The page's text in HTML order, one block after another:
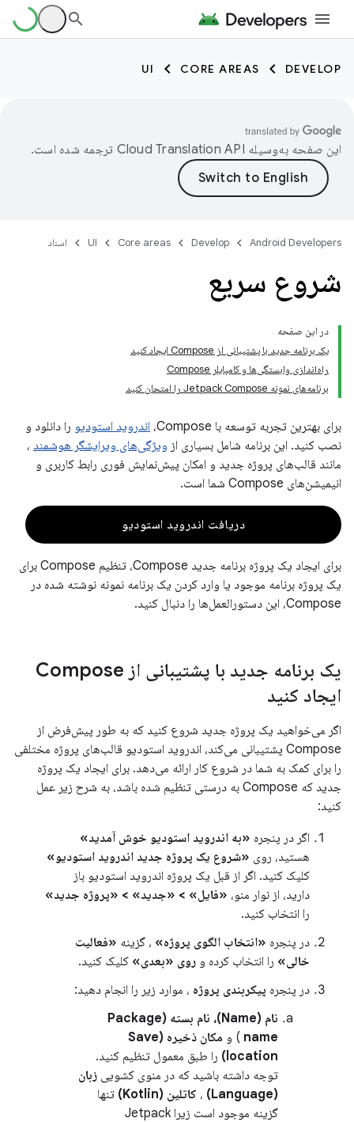
DEVELOP
CORE AREAS
UI
این صفحه به‌وسیله ترجمه شده است.
Android Developers
Develop
Core areas
UI اسناد
شروع سریع
در این صفحه
یک برنامه جدید با پشتیبانی از Compose ایجاد کنید
راه‌اندازی وابستگی‌ها و کامپایلر Compose
برنامه‌های نمونه Jetpack Compose را امتحان کنید
برای بهترین تجربه توسعه با Compose، اندروید استودیو را دانلود و
نصب کنید. این برنامه شامل بسیاری از ویژگی‌های ویرایشگر هوشمند ،
مانند قالب‌های پروژه جدید و امکان پیش‌نمایش فوری رابط کاربری و
انیمیشن‌های Compose شما است.
دریافت اندروید استودیو
برای ایجاد یک پروژه برنامه جدید Compose، تنظیم Compose برای
یک پروژه برنامه موجود یا وارد کردن یک برنامه نمونه نوشته شده در
Compose، این دستورالعمل‌ها را دنبال کنید.
یک برنامه جدید با پشتیبانی از Compose
ایجاد کنید
اگر می‌خواهید یک پروژه جدید شروع کنید که به طور پیش‌فرض از
Compose پشتیبانی می‌کند، اندروید استودیو قالب‌های پروژه مختلفی
را برای کمک به شما در شروع کار ارائه می‌دهد. برای ایجاد یک پروژه
جدید که Compose به درستی تنظیم شده باشد، به شرح زیر عمل
کنید:
اگر در پنجره «به اندروید استودیو خوش آمدید»
هستید، روی «شروع یک پروژه جدید اندروید استودیو»
کلیک کنید. اگر از قبل یک پروژه اندروید استودیو باز
دارید، از نوار منو، «فایل» > «جدید» > «پروژه جدید»
را انتخاب کنید.
در پنجره «انتخاب الگوی پروژه» ، گزینه «فعالیت
خالی» را انتخاب کرده و روی «بعدی» کلیک کنید.
در پنجره پیکربندی پروژه ، موارد زیر را انجام دهید:
نام (Name)، نام بسته (Package
name ) و
مکان ذخیره (Save
location) را طبق معمول تنظیم کنید.
توجه داشته باشید که در منوی کشویی زبان
(Language)
، کاتلین (Kotlin)
تنها
گزینه موجود است زیرا Jetpack